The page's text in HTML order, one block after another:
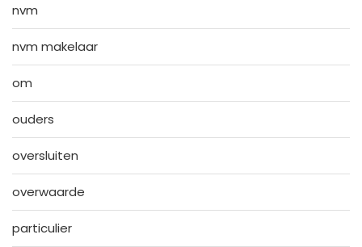
nvm
nvm makelaar
om
ouders
oversluiten
overwaarde
particulier